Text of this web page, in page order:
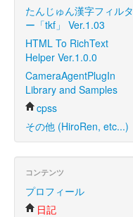
たんじゅん漢字フィルタ
ー「tkf」 Ver.1.03
HTML To RichText
Helper Ver.1.0.0
CameraAgentPlugIn
Library and Samples
cpss
その他 (HiroRen, etc...)
コンテンツ
プロフィール
日記